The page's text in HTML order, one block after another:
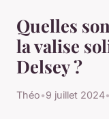
Quelles
la valise
Delsey ?
Théo•9 juillet 2024•